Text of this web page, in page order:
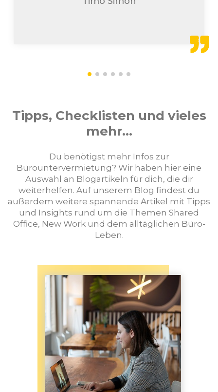
Tipps, Checklisten und vieles
mehr...
Du benötigst mehr Infos zur
Bürountervermietung? Wir haben hier eine
Auswahl an Blogartikeln für dich, die dir
weiterhelfen. Auf unserem Blog findest du
außerdem weitere spannende Artikel mit Tipps
und Insights rund um die Themen Shared
Office, New Work und dem alltäglichen Büro-
Leben.